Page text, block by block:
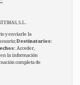
S.L.
y enviarle la
Destinatarios:
: Acceder,
la información
completa de